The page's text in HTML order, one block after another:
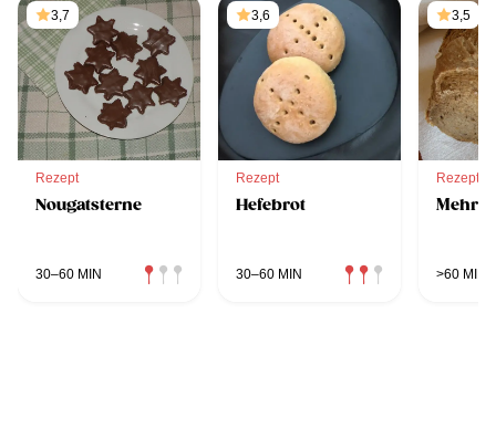
3,7
Rezept
Nougatsterne
30–60 MIN
3,6
Rezept
Hefebrot
30–60 MIN
3,5
Rezept
>60 MIN